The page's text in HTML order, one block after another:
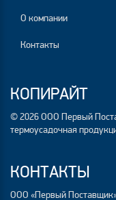
О компании
Контакты
КОПИРАЙТ
© 2026 ООО Первый
термоусадочная
КОНТАКТЫ
ООО «Первый